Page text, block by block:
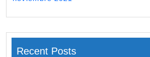
Recent Posts